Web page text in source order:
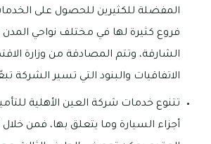
المفضلة للكثيرين للحصول على
فروع كثيرة لها في مختلف نواحي المدن
الشارقة، وتتم المصادقة من وزارة
الاتفاقيات والبنود التي تسير الشركة
تتنوع خدمات شركة العين الأهلية
أجزاء السيارة وما يتعلق بها، فمن